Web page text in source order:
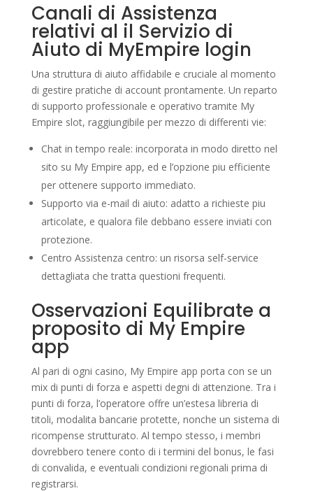
Canali di Assistenza
relativi al il Servizio di
Aiuto di MyEmpire login
Una struttura di aiuto affidabile e cruciale al momento
di gestire pratiche di account prontamente. Un reparto
di supporto professionale e operativo tramite My
Empire slot, raggiungibile per mezzo di differenti vie:
Chat in tempo reale: incorporata in modo diretto nel
sito su My Empire app, ed e l’opzione piu efficiente
per ottenere supporto immediato.
Supporto via e-mail di aiuto: adatto a richieste piu
articolate, e qualora file debbano essere inviati con
protezione.
Centro Assistenza centro: un risorsa self-service
dettagliata che tratta questioni frequenti.
Osservazioni Equilibrate a
proposito di My Empire
app
Al pari di ogni casino, My Empire app porta con se un
mix di punti di forza e aspetti degni di attenzione. Tra i
punti di forza, l’operatore offre un’estesa libreria di
titoli, modalita bancarie protette, nonche un sistema di
ricompense strutturato. Al tempo stesso, i membri
dovrebbero tenere conto di i termini del bonus, le fasi
di convalida, e eventuali condizioni regionali prima di
registrarsi.